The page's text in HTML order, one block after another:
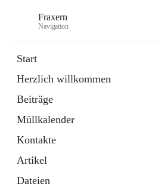
Fraxern
Navigation
Start
Herzlich willkommen
Beiträge
Müllkalender
Kontakte
Artikel
Dateien
Ordner
in
Tab
Formulare
Artikel
öffnet
in
neuem
Tab